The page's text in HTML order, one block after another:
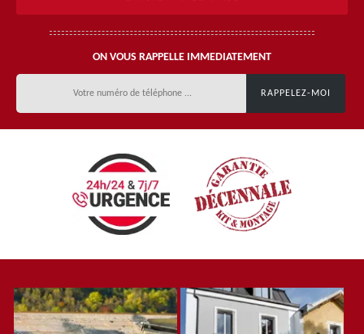
ON VOUS RAPPELLE IMMEDIATEMENT